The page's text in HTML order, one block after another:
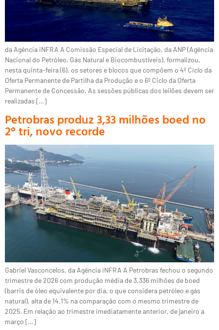
da Agência iNFRA A Comissão Especial de Licitação, da ANP (Agência
Nacional do Petróleo, Gás Natural e Biocombustíveis), formalizou,
nesta quinta-feira (6), os setores e blocos que compõem o 4º Ciclo da
Oferta Permanente de Partilha da Produção e o 6º Ciclo da Oferta
Permanente de Concessão. As sessões públicas dos leilões devem ser
realizadas […]
Petrobras produz 3,33 milhões boed no
2° tri, novo recorde
Gabriel Vasconcelos, da Agência iNFRA A Petrobras fechou o segundo
trimestre de 2026 com produção média de 3,336 milhões de boed
(barris de óleo equivalente por dia, o que considera petróleo e gás
natural), alta de 14,1% na comparação com o mesmo trimestre de
2025. Em relação ao trimestre imediatamente anterior, de janeiro a
março […]